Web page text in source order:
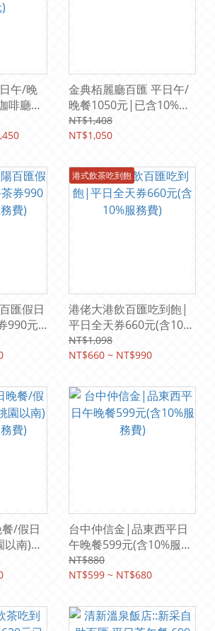
午/晚
啡廳
價
金典栢麗廳百匯 平日午/
晚餐1050元|已含10%服
務費(原價1408元)
NT$1,408
NT$1,050
匯假日
990元
港式飲茶吃到飽
港佬大港飲百匯吃到飽|
平日全天券660元(含10%
服務費)
NT$1,098
NT$660 ~ NT$990
/假日
以南)
台中仲信金|品東西平日
午晚餐599元(含10%服務
費)
NT$880
NT$599 ~ NT$680